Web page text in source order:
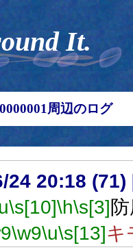
It.
周辺のログ
24 20:18 (71)
\s[10]\h\s[3]
\w9\u\s[13]キ